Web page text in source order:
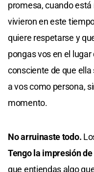
promesa, cuando
vivieron en este
quiere respetarse y
pongas vos en el
consciente de que
a vos como persona,
momento.
No arruinaste todo.
Tengo la impresión de
que entiendas algo